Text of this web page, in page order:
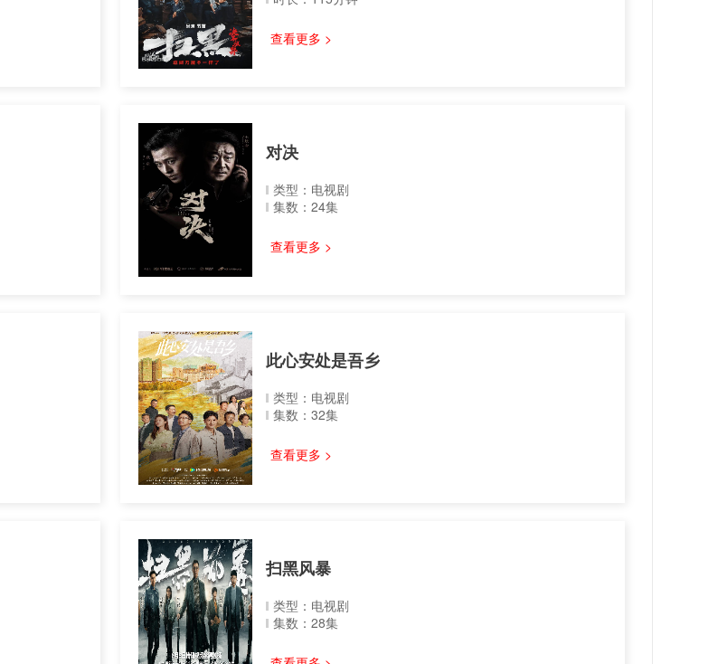
查看更多 >
对决
类型：电视剧
集数：24集
查看更多 >
此心安处是吾乡
类型：电视剧
集数：32集
查看更多 >
扫黑风暴
类型：电视剧
集数：28集